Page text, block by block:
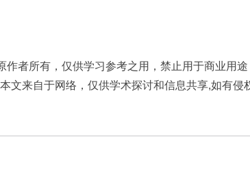
者所有，仅供学习参考之用，禁止用于商业用途
文来自于网络，仅供学术探讨和信息共享,如有侵